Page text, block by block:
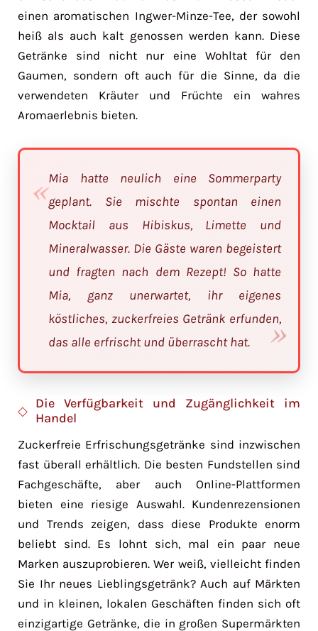
einen aromatischen Ingwer-Minze-Tee, der sowohl
heiß als auch kalt genossen werden kann. Diese
Getränke sind nicht nur eine Wohltat für den
Gaumen, sondern oft auch für die Sinne, da die
verwendeten Kräuter und Früchte ein wahres
Aromaerlebnis bieten.
Mia hatte neulich eine Sommerparty
geplant. Sie mischte spontan einen
Mocktail aus Hibiskus, Limette und
Mineralwasser. Die Gäste waren begeistert
und fragten nach dem Rezept! So hatte
Mia, ganz unerwartet, ihr eigenes
köstliches, zuckerfreies Getränk erfunden,
das alle erfrischt und überrascht hat.
Die Verfügbarkeit und Zugänglichkeit im
Handel
Zuckerfreie Erfrischungsgetränke sind inzwischen
fast überall erhältlich. Die besten Fundstellen sind
Fachgeschäfte, aber auch Online-Plattformen
bieten eine riesige Auswahl. Kundenrezensionen
und Trends zeigen, dass diese Produkte enorm
beliebt sind. Es lohnt sich, mal ein paar neue
Marken auszuprobieren. Wer weiß, vielleicht finden
Sie Ihr neues Lieblingsgetränk? Auch auf Märkten
und in kleinen, lokalen Geschäften finden sich oft
einzigartige Getränke, die in großen Supermärkten